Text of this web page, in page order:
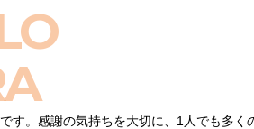
す。感謝の気持ちを大切に、1人でも多